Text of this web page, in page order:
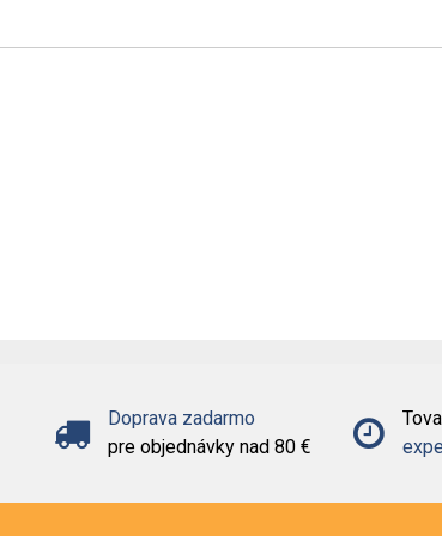
Doprava zadarmo
pre objednávky nad 80 €